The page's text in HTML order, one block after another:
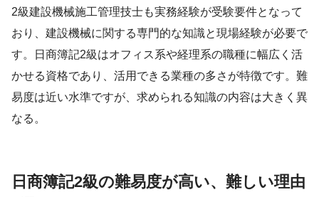
2級建設機械施工管理技士も実務経験が受験要件となって
おり、建設機械に関する専門的な知識と現場経験が必要で
す。日商簿記2級はオフィス系や経理系の職種に幅広く活
かせる資格であり、活用できる業種の多さが特徴です。難
易度は近い水準ですが、求められる知識の内容は大きく異
なる。
日商簿記2級の難易度が高い、難しい理由